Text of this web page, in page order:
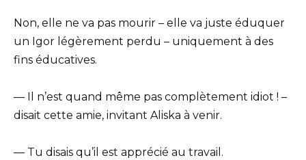
Non, elle ne va pas mourir – elle va juste éduquer
un Igor légèrement perdu – uniquement à des
fins éducatives.
— Il n’est quand même pas complètement idiot ! –
disait cette amie, invitant Aliska à venir.
— Tu disais qu’il est apprécié au travail.